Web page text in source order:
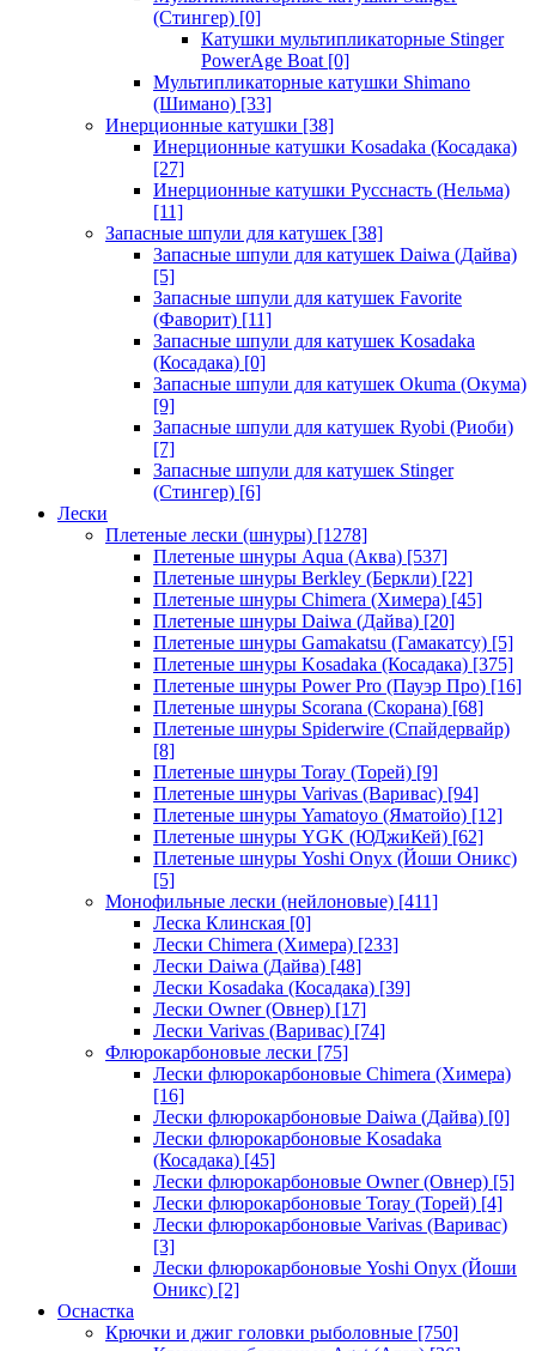
(Стингер) [0]
Катушки мультипликаторные Stinger
PowerAge Boat [0]
Мультипликаторные катушки Shimano
(Шимано) [33]
Инерционные катушки [38]
Инерционные катушки Kosadaka (Косадака)
[27]
Инерционные катушки Русснасть (Нельма)
[11]
Запасные шпули для катушек [38]
Запасные шпули для катушек Daiwa (Дайва)
[5]
Запасные шпули для катушек Favorite
(Фаворит) [11]
Запасные шпули для катушек Kosadaka
(Косадака) [0]
Запасные шпули для катушек Okuma (Окума)
[9]
Запасные шпули для катушек Ryobi (Риоби)
[7]
Запасные шпули для катушек Stinger
(Стингер) [6]
Лески
Плетеные лески (шнуры) [1278]
Плетеные шнуры Aqua (Аква) [537]
Плетеные шнуры Berkley (Беркли) [22]
Плетеные шнуры Chimera (Химера) [45]
Плетеные шнуры Daiwa (Дайва) [20]
Плетеные шнуры Gamakatsu (Гамакатсу) [5]
Плетеные шнуры Kosadaka (Косадака) [375]
Плетеные шнуры Power Pro (Пауэр Про) [16]
Плетеные шнуры Scorana (Скорана) [68]
Плетеные шнуры Spiderwire (Спайдервайр)
[8]
Плетеные шнуры Toray (Торей) [9]
Плетеные шнуры Varivas (Варивас) [94]
Плетеные шнуры Yamatoyo (Яматойо) [12]
Плетеные шнуры YGK (ЮДжиКей) [62]
Плетеные шнуры Yoshi Onyx (Йоши Оникс)
[5]
Монофильные лески (нейлоновые) [411]
Леска Клинская [0]
Лески Chimera (Химера) [233]
Лески Daiwa (Дайва) [48]
Лески Kosadaka (Косадака) [39]
Лески Owner (Овнер) [17]
Лески Varivas (Варивас) [74]
Флюрокарбоновые лески [75]
Лески флюрокарбоновые Chimera (Химера)
[16]
Лески флюрокарбоновые Daiwa (Дайва) [0]
Лески флюрокарбоновые Kosadaka
(Косадака) [45]
Лески флюрокарбоновые Owner (Овнер) [5]
Лески флюрокарбоновые Toray (Торей) [4]
Лески флюрокарбоновые Varivas (Варивас)
[3]
Лески флюрокарбоновые Yoshi Onyx (Йоши
Оникс) [2]
Оснастка
Крючки и джиг головки рыболовные [750]